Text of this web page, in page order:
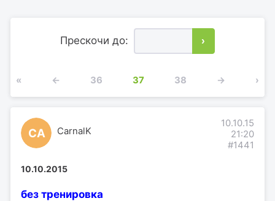
Прескочи до: ›
« ← 36 37 38 → ›
CA CarnalK
10.10.15
21:20
#1441
10.10.2015
без тренировка